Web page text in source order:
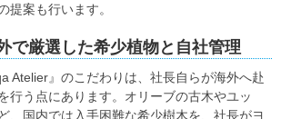
提案も行います。
で厳選した希少植物と自社管理
Atelier』のこだわりは、社長自らが海外へ赴
行う点にあります。オリーブの古木やユッ
、国内では入手困難な希少樹木を、社長がヨ